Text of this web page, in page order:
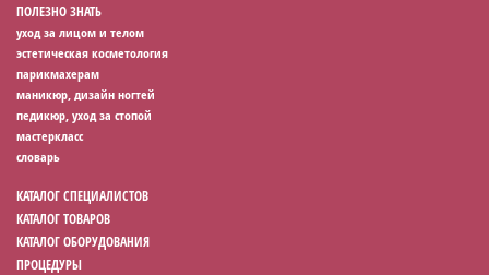
ПОЛЕЗНО ЗНАТЬ
уход за лицом и телом
эстетическая косметология
парикмахерам
маникюр, дизайн ногтей
педикюр, уход за стопой
мастеркласс
словарь
КАТАЛОГ СПЕЦИАЛИСТОВ
КАТАЛОГ ТОВАРОВ
КАТАЛОГ ОБОРУДОВАНИЯ
ПРОЦЕДУРЫ